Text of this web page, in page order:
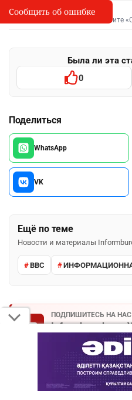
I
Сообщить об опечатке
Выделите фрагмент и нажмите
Была ли эта
0
Поделиться
WhatsApp
VK
Ещё по теме
Новости и материалы
BBC
ПОДПИШИТЕСЬ НА НАС
Informburo.kz на
Видео, интервью и
Сообщить об ошибке